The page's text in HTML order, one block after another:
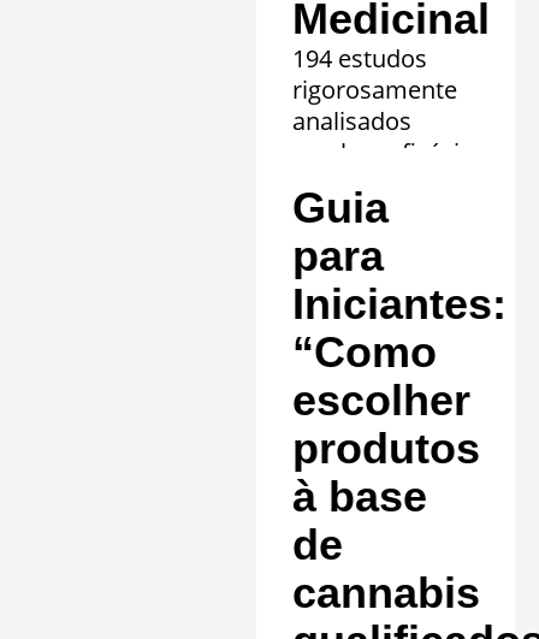
Medicinal
194 estudos
rigorosamente
analisados
revelam eficácia
comprovada em
20 quadros
clínicos.
Saiba mais »
Guia
para
Iniciantes:
“Como
escolher
produtos
à base
de
cannabis